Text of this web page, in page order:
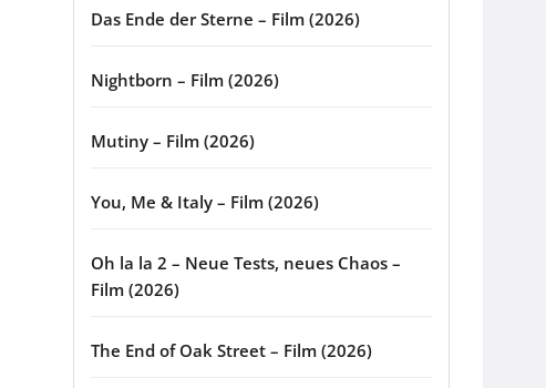
Das Ende der Sterne – Film (2026)
Nightborn – Film (2026)
Mutiny – Film (2026)
You, Me & Italy – Film (2026)
Oh la la 2 – Neue Tests, neues Chaos –
Film (2026)
The End of Oak Street – Film (2026)